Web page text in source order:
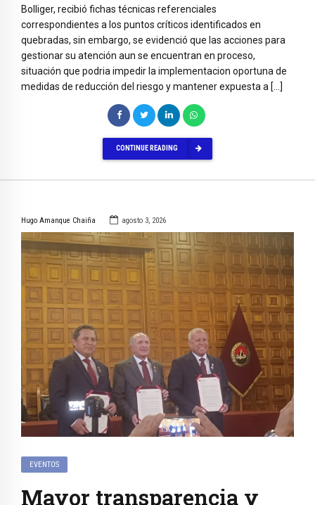
Bolliger, recibió fichas técnicas referenciales
correspondientes a los puntos críticos identificados en
quebradas, sin embargo, se evidenció que las acciones para
gestionar su atención aun se encuentran en proceso,
situación que podria impedir la implementacion oportuna de
medidas de reducción del riesgo y mantener expuesta a […]
CONTINUE READING
Hugo Amanque Chaiña agosto 3, 2026
EVENTOS
Mayor transparencia y